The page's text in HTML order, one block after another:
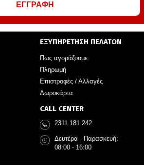
ΕΓΓΡΑΦΗ
ΕΞΥΠΗΡΕΤΗΣΗ ΠΕΛΑΤΩΝ
Πως αγοράζουμε
Πληρωμή
Επιστροφές / Αλλαγές
Δωροκάρτα
CALL CENTER
2311 181 242
Δευτέρα - Παρασκευή:
08:00 - 16:00